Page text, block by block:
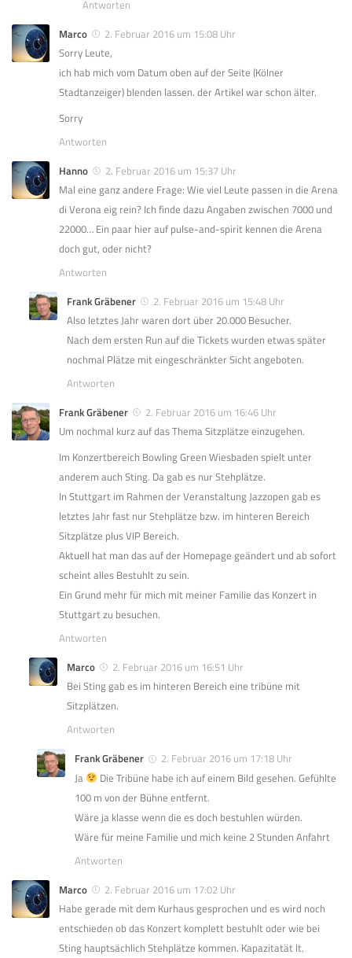
Antworten
Marco
2. Februar 2016 um 15:08 Uhr
Sorry Leute,
ich hab mich vom Datum oben auf der Seite (Kölner
Stadtanzeiger) blenden lassen. der Artikel war schon älter.
Sorry
Antworten
Hanno
2. Februar 2016 um 15:37 Uhr
Mal eine ganz andere Frage: Wie viel Leute passen in die Arena
di Verona eig rein? Ich finde dazu Angaben zwischen 7000 und
22000… Ein paar hier auf pulse-and-spirit kennen die Arena
doch gut, oder nicht?
Antworten
Frank Gräbener
2. Februar 2016 um 15:48 Uhr
Also letztes Jahr waren dort über 20.000 Besucher.
Nach dem ersten Run auf die Tickets wurden etwas später
nochmal Plätze mit eingeschränkter Sicht angeboten.
Antworten
Frank Gräbener
2. Februar 2016 um 16:46 Uhr
Um nochmal kurz auf das Thema Sitzplätze einzugehen.
Im Konzertbereich Bowling Green Wiesbaden spielt unter
anderem auch Sting. Da gab es nur Stehplätze.
In Stuttgart im Rahmen der Veranstaltung Jazzopen gab es
letztes Jahr fast nur Stehplätze bzw. im hinteren Bereich
Sitzplätze plus VIP Bereich.
Aktuell hat man das auf der Homepage geändert und ab sofort
scheint alles Bestuhlt zu sein.
Ein Grund mehr für mich mit meiner Familie das Konzert in
Stuttgart zu besuchen.
Antworten
Marco
2. Februar 2016 um 16:51 Uhr
Bei Sting gab es im hinteren Bereich eine tribüne mit
Sitzplätzen.
Antworten
Frank Gräbener
2. Februar 2016 um 17:18 Uhr
Ja
Die Tribüne habe ich auf einem Bild gesehen. Gefühlte
100 m von der Bühne entfernt.
Wäre ja klasse wenn die es doch bestuhlen würden.
Wäre für meine Familie und mich keine 2 Stunden Anfahrt
Antworten
Marco
2. Februar 2016 um 17:02 Uhr
Habe gerade mit dem Kurhaus gesprochen und es wird noch
entschieden ob das Konzert komplett bestuhlt oder wie bei
Sting hauptsächlich Stehplätze kommen. Kapazitatät lt.